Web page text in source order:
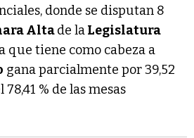
donde se disputan 8
Altade laLegislatura
que tiene como cabeza a
gana parcialmente por 39,52
78,41 % de las mesas